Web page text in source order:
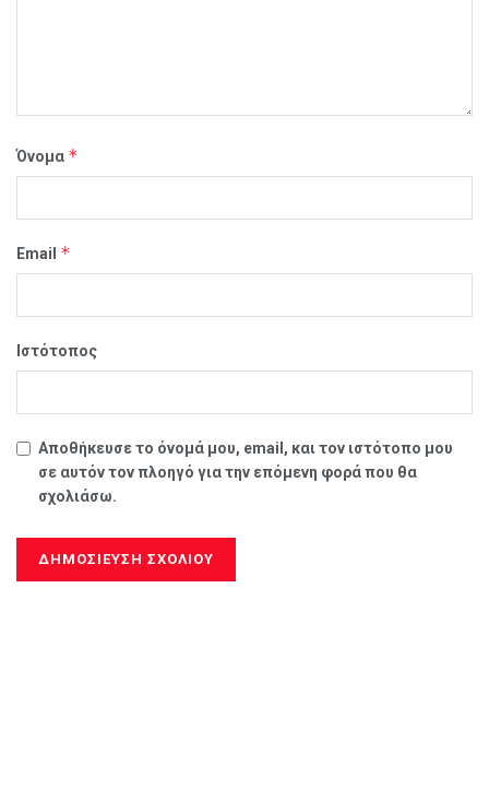
Όνομα *
Email *
Ιστότοπος
Αποθήκευσε το όνομά μου, email, και τον ιστότοπο μου
σε αυτόν τον πλοηγό για την επόμενη φορά που θα
σχολιάσω.